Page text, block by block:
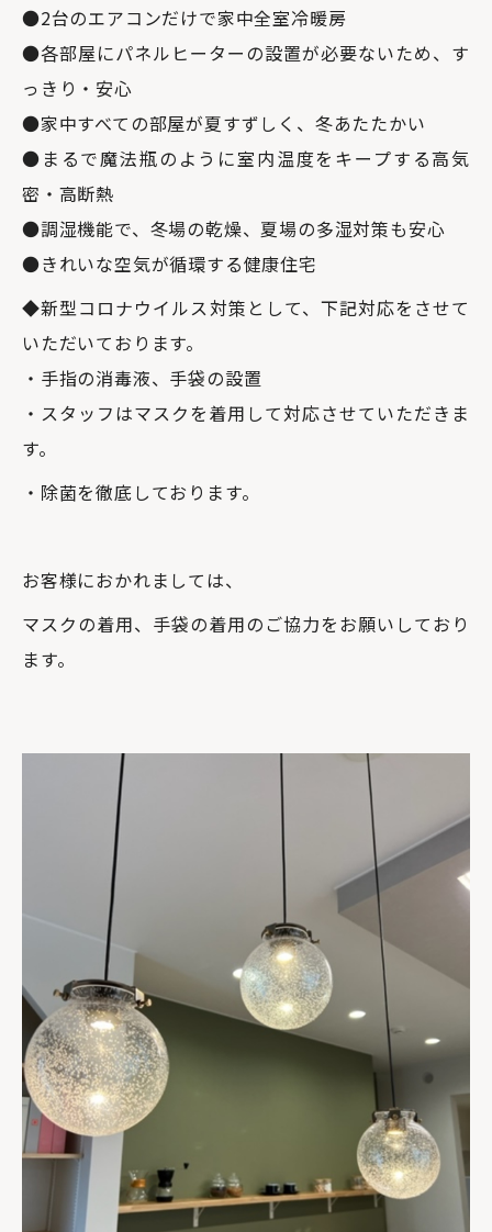
●2台のエアコンだけで家中全室冷暖房
●各部屋にパネルヒーターの設置が必要ないため、す
っきり・安心
●家中すべての部屋が夏すずしく、冬あたたかい
●まるで魔法瓶のように室内温度をキープする高気
密・高断熱
●調湿機能で、冬場の乾燥、夏場の多湿対策も安心
●きれいな空気が循環する健康住宅
◆新型コロナウイルス対策として、下記対応をさせて
いただいております。
・手指の消毒液、手袋の設置
・スタッフはマスクを着用して対応させていただきま
す。
・除菌を徹底しております。
お客様におかれましては、
マスクの着用、手袋の着用のご協力をお願いしており
ます。